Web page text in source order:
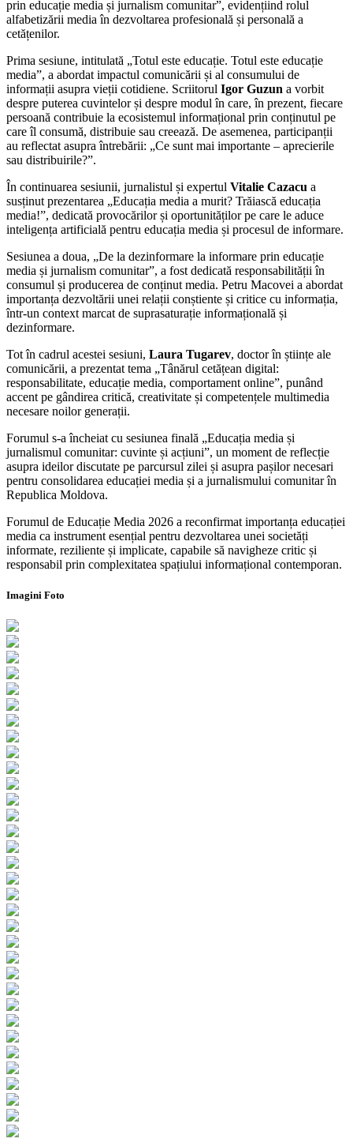
prin educație media și jurnalism comunitar”, evidențiind rolul
alfabetizării media în dezvoltarea profesională și personală a
cetățenilor.
Prima sesiune, intitulată „Totul este educație. Totul este educație
media”, a abordat impactul comunicării și al consumului de
informații asupra vieții cotidiene. Scriitorul Igor Guzun a vorbit
despre puterea cuvintelor și despre modul în care, în prezent, fiecare
persoană contribuie la ecosistemul informațional prin conținutul pe
care îl consumă, distribuie sau creează. De asemenea, participanții
au reflectat asupra întrebării: „Ce sunt mai importante – aprecierile
sau distribuirile?”.
În continuarea sesiunii, jurnalistul și expertul Vitalie Cazacu a
susținut prezentarea „Educația media a murit? Trăiască educația
media!”, dedicată provocărilor și oportunităților pe care le aduce
inteligența artificială pentru educația media și procesul de informare.
Sesiunea a doua, „De la dezinformare la informare prin educație
media și jurnalism comunitar”, a fost dedicată responsabilității în
consumul și producerea de conținut media. Petru Macovei a abordat
importanța dezvoltării unei relații conștiente și critice cu informația,
într-un context marcat de suprasaturație informațională și
dezinformare.
Tot în cadrul acestei sesiuni, Laura Tugarev, doctor în științe ale
comunicării, a prezentat tema „Tânărul cetățean digital:
responsabilitate, educație media, comportament online”, punând
accent pe gândirea critică, creativitate și competențele multimedia
necesare noilor generații.
Forumul s-a încheiat cu sesiunea finală „Educația media și
jurnalismul comunitar: cuvinte și acțiuni”, un moment de reflecție
asupra ideilor discutate pe parcursul zilei și asupra pașilor necesari
pentru consolidarea educației media și a jurnalismului comunitar în
Republica Moldova.
Forumul de Educație Media 2026 a reconfirmat importanța educației
media ca instrument esențial pentru dezvoltarea unei societăți
informate, reziliente și implicate, capabile să navigheze critic și
responsabil prin complexitatea spațiului informațional contemporan.
Imagini Foto